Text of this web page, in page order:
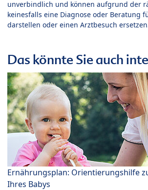
unverbindlich und können aufgrund der
keinesfalls eine Diagnose oder Beratung
darstellen oder einen Arztbesuch
Das könnte Sie auch
Ernährungsplan: Orientierungshilfe
Ihres Babys